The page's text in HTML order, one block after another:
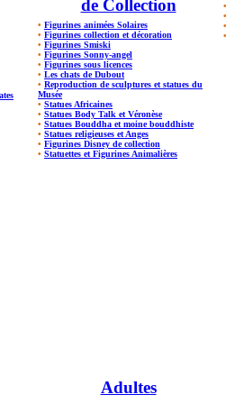
de Collection
• Figurines animées Solaires
• Figurines collection et décoration
• Figurines Smiski
• Figurines Sonny-angel
• Figurines sous licences
• Les chats de Dubout
• Reproduction de sculptures et statues du
Musée
• Statues Africaines
• Statues Body Talk et Véronèse
• Statues Bouddha et moine bouddhiste
• Statues religieuses et Anges
• Figurines Disney de collection
• Statuettes et Figurines Animalières
•
•
•
•
Adultes